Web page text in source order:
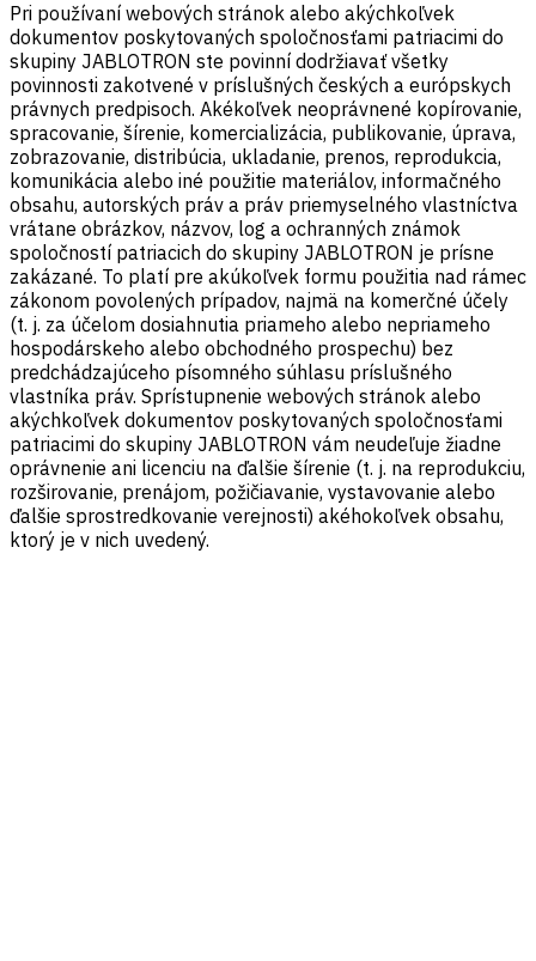
Pri používaní webových stránok alebo akýchkoľvek
dokumentov poskytovaných spoločnosťami patriacimi do
skupiny JABLOTRON ste povinní dodržiavať všetky
povinnosti zakotvené v príslušných českých a európskych
právnych predpisoch. Akékoľvek neoprávnené kopírovanie,
spracovanie, šírenie, komercializácia, publikovanie, úprava,
zobrazovanie, distribúcia, ukladanie, prenos, reprodukcia,
komunikácia alebo iné použitie materiálov, informačného
obsahu, autorských práv a práv priemyselného vlastníctva
vrátane obrázkov, názvov, log a ochranných známok
spoločností patriacich do skupiny JABLOTRON je prísne
zakázané. To platí pre akúkoľvek formu použitia nad rámec
zákonom povolených prípadov, najmä na komerčné účely
(t. j. za účelom dosiahnutia priameho alebo nepriameho
hospodárskeho alebo obchodného prospechu) bez
predchádzajúceho písomného súhlasu príslušného
vlastníka práv. Sprístupnenie webových stránok alebo
akýchkoľvek dokumentov poskytovaných spoločnosťami
patriacimi do skupiny JABLOTRON vám neudeľuje žiadne
oprávnenie ani licenciu na ďalšie šírenie (t. j. na reprodukciu,
rozširovanie, prenájom, požičiavanie, vystavovanie alebo
ďalšie sprostredkovanie verejnosti) akéhokoľvek obsahu,
ktorý je v nich uvedený.